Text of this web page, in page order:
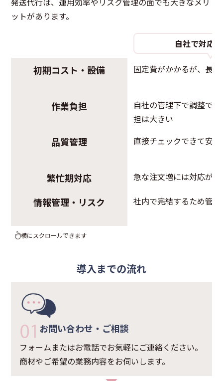
ットがあります。
自社で対応
初期コスト・設備 固定費がかかるが、長
作業負担
自社の管理下で調整で
担は大きい
品質管理 直接チェックできて安心
繁忙期対応 急な注文増には対応が
情報管理・リスク 社内で完結するため管
横にスクロールできます
導入までの流れ
お問い合わせ・ご相談
フォームまたはお電話でお気軽にご連絡ください。
商材やご希望の業務内容をお伺いします。